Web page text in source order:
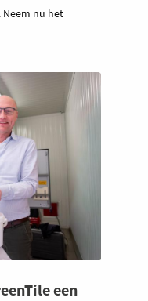
nu het
een